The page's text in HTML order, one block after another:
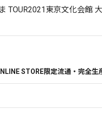
TOUR2021東京文化会館
STORE限定流通・完全生